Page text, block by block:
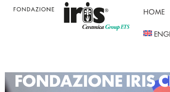
HOME
FONDAZIONE IRIS